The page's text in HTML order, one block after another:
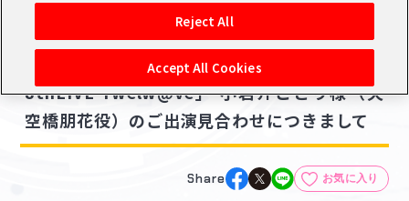
シリアルコード・
あいことば
活動履歴
閲覧履歴・購入履歴 Pレポ
お気に入り
ライブ・イベント
2022.02.02
「THE IDOLM＠STER MILLION LIVE!
8thLIVE Twelw@ve」 小岩井ことり様（天
空橋朋花役）のご出演見合わせにつきまして
Share お気に入り
Reject All
Accept All Cookies